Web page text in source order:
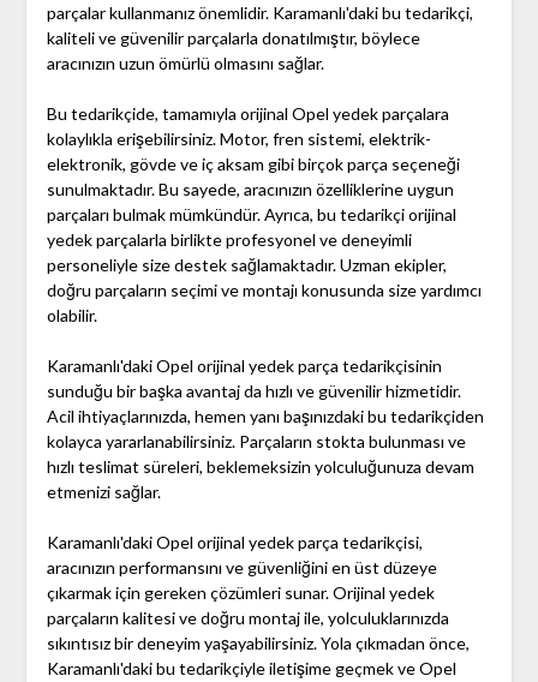
parçalar kullanmanız önemlidir. Karamanlı'daki bu tedarikçi,
kaliteli ve güvenilir parçalarla donatılmıştır, böylece
aracınızın uzun ömürlü olmasını sağlar.
Bu tedarikçide, tamamıyla orijinal Opel yedek parçalara
kolaylıkla erişebilirsiniz. Motor, fren sistemi, elektrik-
elektronik, gövde ve iç aksam gibi birçok parça seçeneği
sunulmaktadır. Bu sayede, aracınızın özelliklerine uygun
parçaları bulmak mümkündür. Ayrıca, bu tedarikçi orijinal
yedek parçalarla birlikte profesyonel ve deneyimli
personeliyle size destek sağlamaktadır. Uzman ekipler,
doğru parçaların seçimi ve montajı konusunda size yardımcı
olabilir.
Karamanlı'daki Opel orijinal yedek parça tedarikçisinin
sunduğu bir başka avantaj da hızlı ve güvenilir hizmetidir.
Acil ihtiyaçlarınızda, hemen yanı başınızdaki bu tedarikçiden
kolayca yararlanabilirsiniz. Parçaların stokta bulunması ve
hızlı teslimat süreleri, beklemeksizin yolculuğunuza devam
etmenizi sağlar.
Karamanlı'daki Opel orijinal yedek parça tedarikçisi,
aracınızın performansını ve güvenliğini en üst düzeye
çıkarmak için gereken çözümleri sunar. Orijinal yedek
parçaların kalitesi ve doğru montaj ile, yolculuklarınızda
sıkıntısız bir deneyim yaşayabilirsiniz. Yola çıkmadan önce,
Karamanlı'daki bu tedarikçiyle iletişime geçmek ve Opel